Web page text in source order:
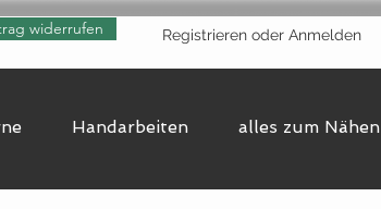
widerrufen Registrieren oder Anmelden
Handarbeiten alles zum Nähen